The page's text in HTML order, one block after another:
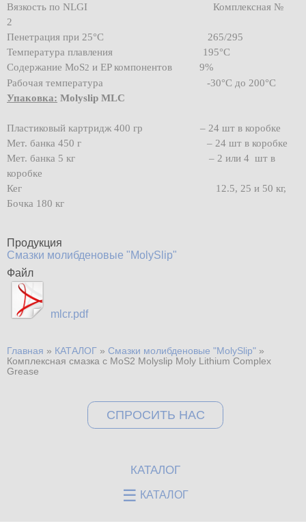
Вязкость по NLGI Комплексная №
2
Пенетрация при 25°C 265/295
Температура плавления 195°C
Содержание MoS2 и EP компонентов 9%
Рабочая температура -30°C до 200°C
Упаковка: Molyslip MLC
Пластиковый картридж 400 гр – 24 шт в коробке
Мет. банка 450 г – 24 шт в коробке
Мет. банка 5 кг – 2 или 4 шт в
коробке
Кег 12.5, 25 и 50 кг,
Бочка 180 кг
Продукция
Смазки молибденовые "MolySlip"
Файл
mlcr.pdf
Вы здесь
Главная » КАТАЛОГ » Смазки молибденовые "MolySlip" »
Комплексная смазка с MoS2 Molyslip Moly Lithium Complex
Grease
СПРОСИТЬ НАС
КАТАЛОГ
☰ КАТАЛОГ